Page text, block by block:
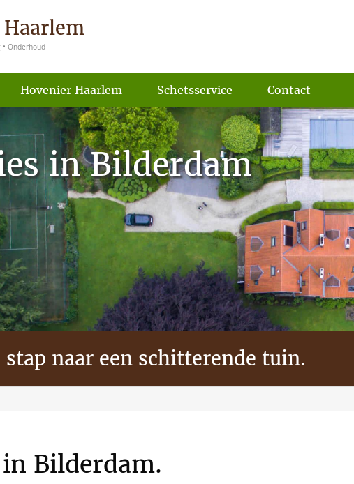
• Onderhoud
Hovenier Haarlem Schetsservice Contact
in Bilderdam
stap naar een schitterende tuin.
Bilderdam.